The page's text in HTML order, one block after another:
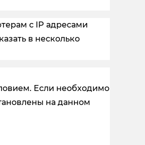
с IP адресами
в несколько
Если необходимо
на данном